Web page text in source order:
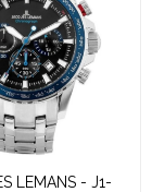
LEMANS - J1-